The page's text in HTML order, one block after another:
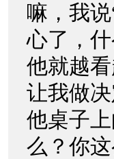
嘛，我
心了，
他就越
让我做
他桌子
么？你